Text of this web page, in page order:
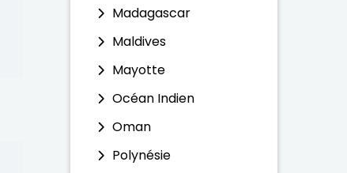
Madagascar
Maldives
Mayotte
Océan Indien
Oman
Polynésie